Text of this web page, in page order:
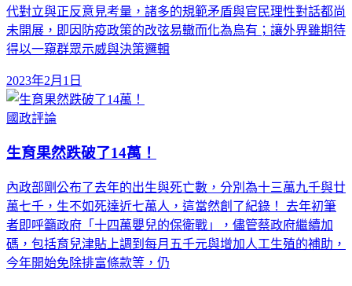
代對立與正反意見考量，諸多的規範矛盾與官民理性對話都尚
未開展，即因防疫政策的改弦易轍而化為烏有；讓外界雖期待
得以一窺群眾示威與決策邏輯
2023年2月1日
國政評論
生育果然跌破了14萬！
內政部剛公布了去年的出生與死亡數，分別為十三萬九千與廿
萬七千，生不如死達近七萬人，這當然創了紀錄！ 去年初筆
者即呼籲政府「十四萬嬰兒的保衛戰」，儘管蔡政府繼續加
碼，包括育兒津貼上調到每月五千元與增加人工生殖的補助，
今年開始免除排富條款等，仍